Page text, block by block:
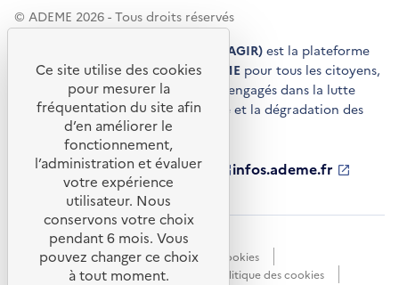
© ADEME 2026 - Tous droits réservés
Agir pour la transition écologique (AGIR) est la plateforme
de conseils et de services de l'ADEME pour tous les citoyens,
acteurs économiques et territoires engagés dans la lutte
contre le réchauffement climatique et la dégradation des
ressources.
ademe.fr
S'ouvre
nouvelle
fenêtre
librairie.ademe.fr
S'ouvre
dans
une
nouvelle
fenêtre
infos.ademe.fr
S'ouvre
nouvelle
ademe.fr/presse
S'ouvre
nouvelle
fenêtre
Accessibilité : non conforme
Données personnelles
Gestion des cookies
Mentions légales
Plan du site
Politique des cookies
Ce site utilise des cookies
pour mesurer la
fréquentation du site afin
d’en améliorer le
fonctionnement,
l’administration et évaluer
votre expérience
utilisateur. Nous
conservons votre choix
pendant 6 mois. Vous
pouvez changer ce choix
à tout moment.